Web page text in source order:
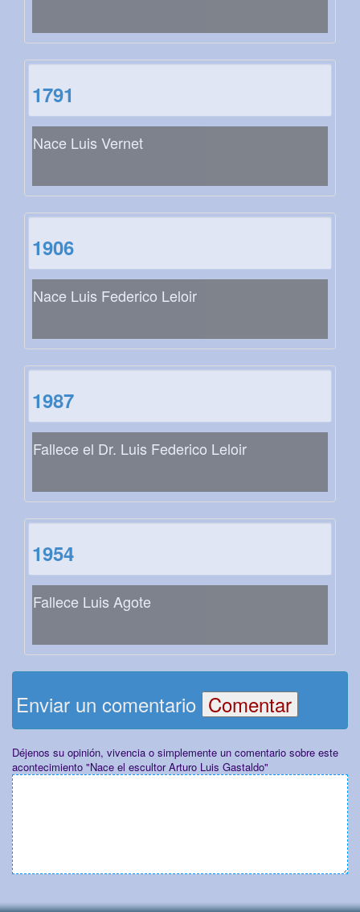
1791
Nace Luis Vernet
1906
Nace Luis Federico Leloir
1987
Fallece el Dr. Luis Federico Leloir
1954
Fallece Luis Agote
Enviar un comentario
Déjenos su opinión, vivencia o simplemente un comentario sobre este
acontecimiento "Nace el escultor Arturo Luis Gastaldo"